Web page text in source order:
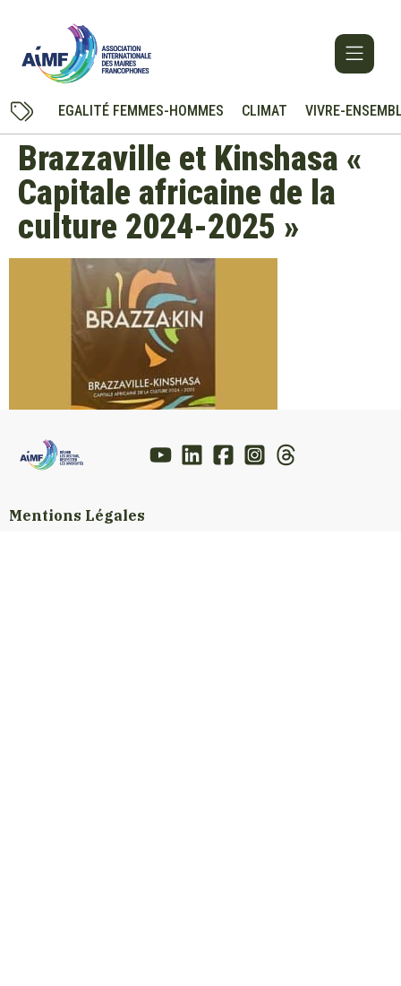
EGALITÉ FEMMES-HOMMES CLIMAT VIVRE-
Brazzaville et Kinshasa «
Capitale africaine de la
culture 2024-2025 »
Mentions Légales